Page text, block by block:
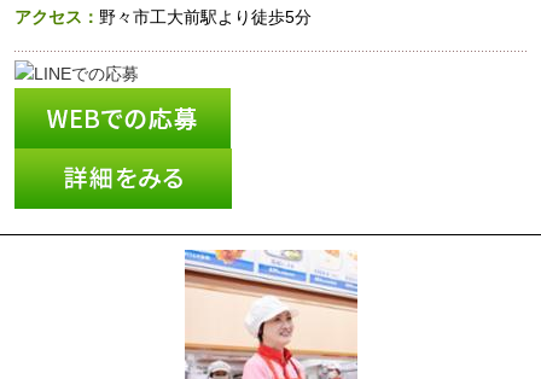
アクセス： 野々市工大前駅より徒歩5分